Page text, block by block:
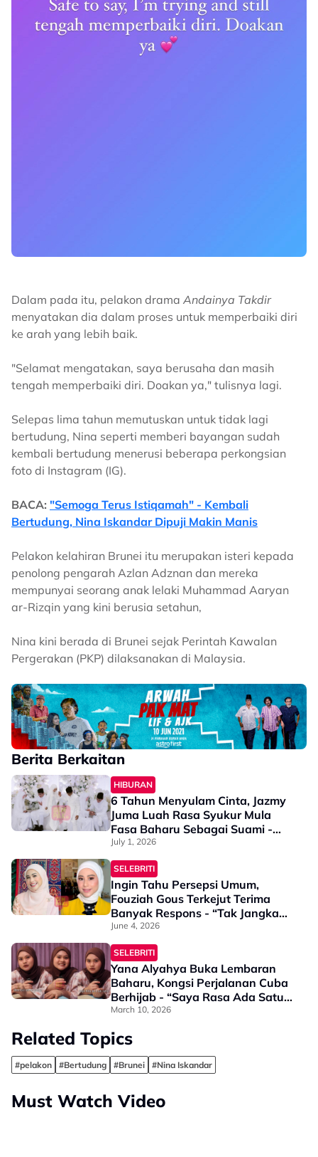
Dalam pada itu, pelakon drama Andainya Takdir
menyatakan dia dalam proses untuk memperbaiki diri
ke arah yang lebih baik.
"Selamat mengatakan, saya berusaha dan masih
tengah memperbaiki diri. Doakan ya," tulisnya lagi.
Selepas lima tahun memutuskan untuk tidak lagi
bertudung, Nina seperti memberi bayangan sudah
kembali bertudung menerusi beberapa perkongsian
foto di Instagram (IG).
BACA: "Semoga Terus Istiqamah" - Kembali
Bertudung, Nina Iskandar Dipuji Makin Manis
Pelakon kelahiran Brunei itu merupakan isteri kepada
penolong pengarah Azlan Adznan dan mereka
mempunyai seorang anak lelaki Muhammad Aaryan
ar-Rizqin yang kini berusia setahun,
Nina kini berada di Brunei sejak Perintah Kawalan
Pergerakan (PKP) dilaksanakan di Malaysia.
Berita Berkaitan
HIBURAN
6 Tahun Menyulam Cinta, Jazmy
Juma Luah Rasa Syukur Mula
Fasa Baharu Sebagai Suami -
“Terima Kasih Kerana…”
July 1, 2026
SELEBRITI
Ingin Tahu Persepsi Umum,
Fouziah Gous Terkejut Terima
Banyak Respons - “Tak Jangka
Korang Balas Dengan
Pandangan Saya ‘Artis’ Tapi…”
June 4, 2026
SELEBRITI
Yana Alyahya Buka Lembaran
Baharu, Kongsi Perjalanan Cuba
Berhijab - “Saya Rasa Ada Satu
Ketenangan…”
March 10, 2026
Related Topics
#pelakon #Bertudung #Brunei #Nina Iskandar
Must Watch Video